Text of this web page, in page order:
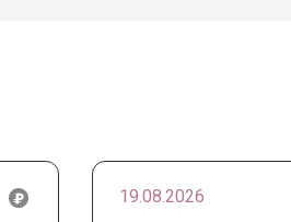
19.08.2026